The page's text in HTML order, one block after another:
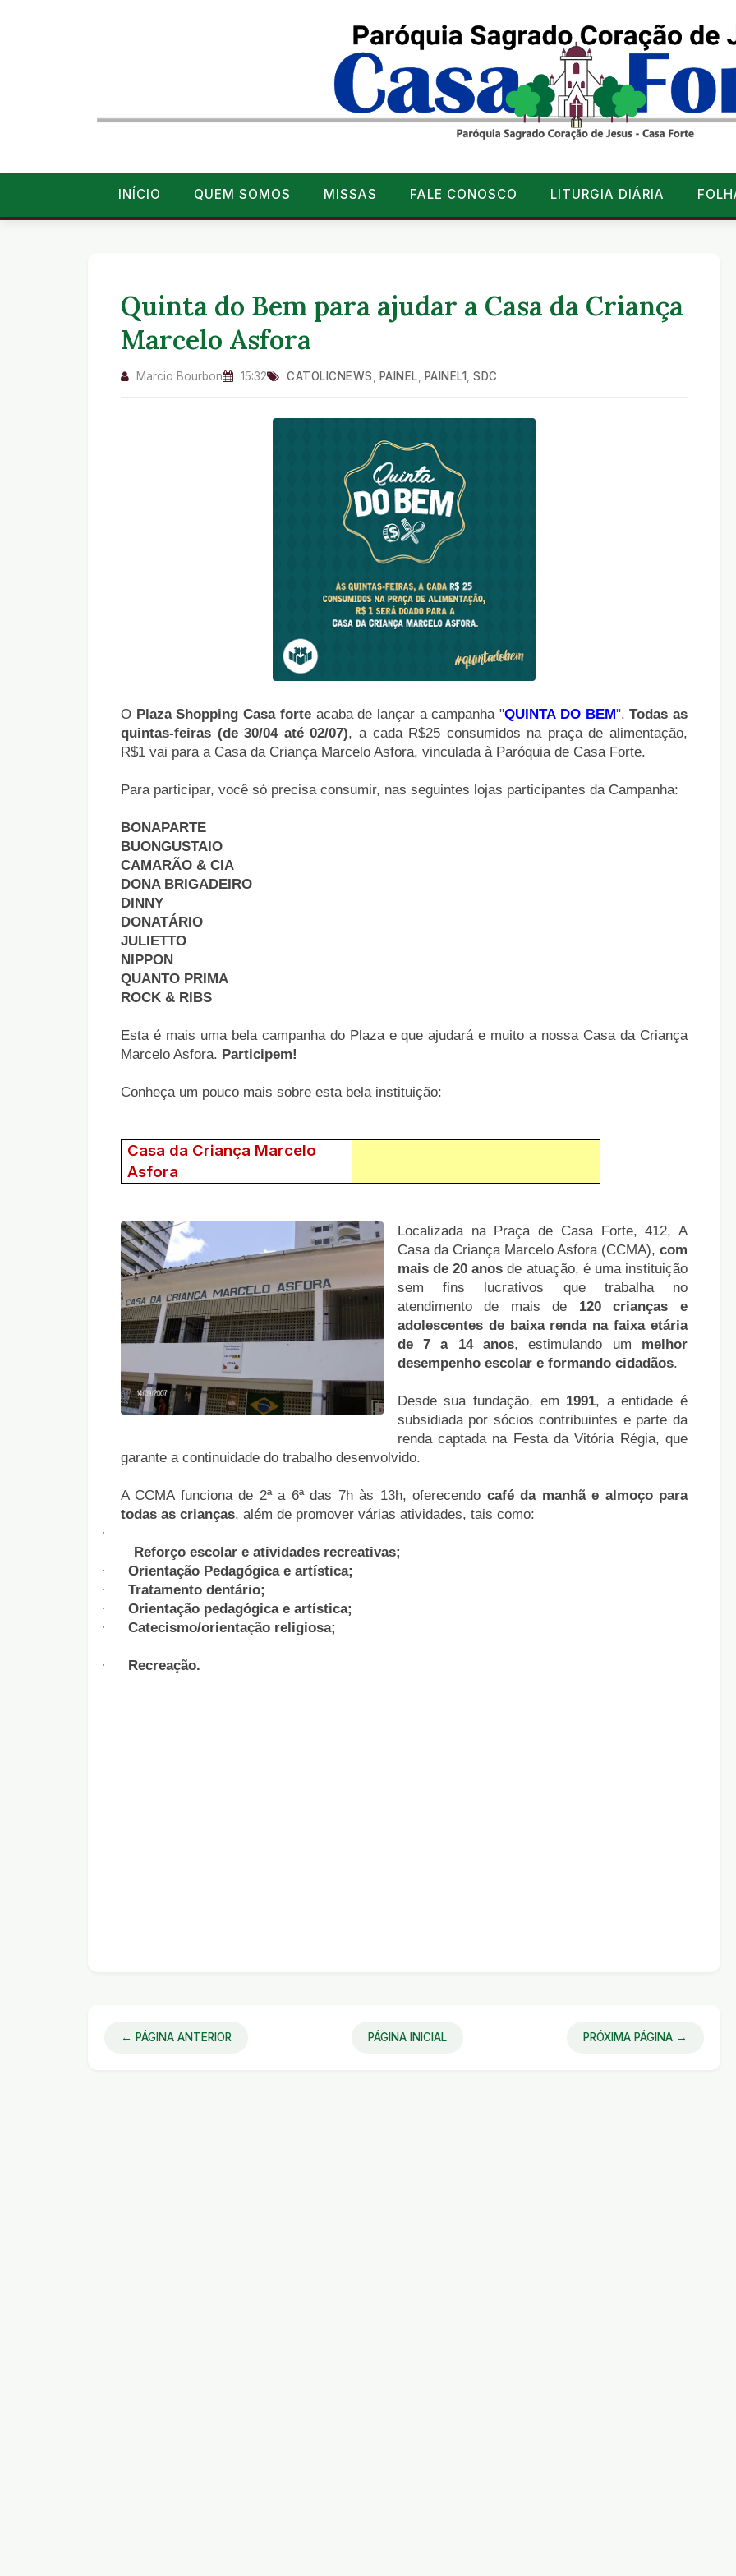
INÍCIO QUEM SOMOS MISSAS FALE CONOSCO LITURGIA DIÁRIA
Quinta do Bem para ajudar a Casa da Criança
Marcelo Asfora
Marcio Bourbon 15:32 CATOLICNEWS PAINEL PAINEL1 SDC
O Plaza Shopping Casa forteacaba de lançar a campanha "QUINTA DO BEM".Todas as
quintas-feiras (de 30/04 até 02/07), a cada R$25 consumidos na praça de alimentação,
R$1 vai para a Casa da Criança Marcelo Asfora, vinculada à Paróquia de Casa Forte.
Para participar, você só precisa consumir, nas seguintes lojas participantes da Campanha:
BONAPARTE
BUONGUSTAIO
CAMARÃO & CIA
DONA BRIGADEIRO
DINNY
DONATÁRIO
JULIETTO
NIPPON
QUANTO PRIMA
ROCK & RIBS
Esta é mais uma bela campanha do Plaza e que ajudará e muito a nossa Casa da Criança
Marcelo Asfora. Participem!
Conheça um pouco mais sobre esta bela instituição:
Casa da Criança Marcelo
Asfora
Localizada na Praça de Casa Forte, 412, A
Casa da Criança Marcelo Asfora (CCMA), com
mais de 20 anos de atuação, é uma instituição
sem fins lucrativos que trabalha no
atendimento de mais de 120 crianças e
adolescentes de baixa renda na faixa etária
de 7 a 14 anos, estimulando um melhor
desempenho escolar e formando cidadãos.
Desde sua fundação, em 1991, a entidade é
subsidiada por sócios contribuintes e parte da
renda captada na Festa da Vitória Régia, que
garante a continuidade do trabalho desenvolvido.
A CCMA funciona de 2ª a 6ª das 7h às 13h, oferecendo café da manhã e almoço para
todas as crianças, além de promover várias atividades, tais como:
·
Reforço escolar e atividades recreativas;
·
Orientação Pedagógica e artística;
·
Tratamento dentário;
·
Orientação pedagógica e artística;
·
Catecismo/orientação religiosa;
· Recreação.
← PÁGINA ANTERIOR PÁGINA INICIAL PRÓXIMA PÁGINA →